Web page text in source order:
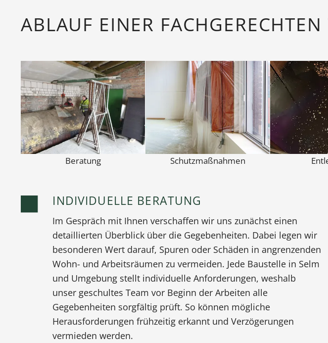
ABLAUF EINER
Beratung Schutzmaßnahmen
INDIVIDUELLE BERATUNG
Im Gespräch mit Ihnen verschaffen wir uns zunächst einen
detaillierten Überblick über die Gegebenheiten. Dabei legen wir
besonderen Wert darauf, Spuren oder Schäden in angrenzenden
Wohn- und Arbeitsräumen zu vermeiden. Jede Baustelle in Selm
und Umgebung stellt individuelle Anforderungen, weshalb
unser geschultes Team vor Beginn der Arbeiten alle
Gegebenheiten sorgfältig prüft. So können mögliche
Herausforderungen frühzeitig erkannt und Verzögerungen
vermieden werden.